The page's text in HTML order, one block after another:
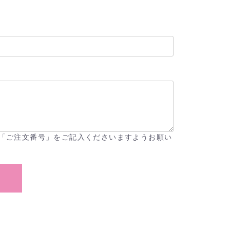
ご注文番号」をご記入くださいますようお願い